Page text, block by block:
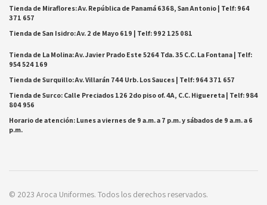
Tienda de Miraflores: Av. República de Panamá 6368, San Antonio | Telf: 964
371 657
Tienda de San Isidro: Av. 2 de Mayo 619 | Telf: 992 125 081
Tienda de La Molina: Av. Javier Prado Este 5264 Tda. 35 C.C. La Fontana | Telf:
954 524 169
Tienda de Surquillo: Av. Villarán 744 Urb. Los Sauces | Telf: 964 371 657
Tienda de Surco: Calle Preciados 126 2do piso of. 4A, C.C. Higuereta | Telf: 984
804 956
Horario de atención: Lunes a viernes de 9 a.m. a 7 p.m. y sábados de 9 a.m. a 6
p.m.
© 2023 Aroca Uniformes. Todos los derechos reservados.